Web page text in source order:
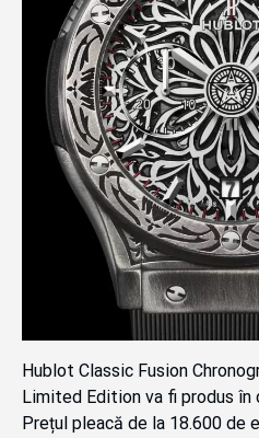
Hublot Classic Fusion
Limited Edition va fi produs în
Prețul pleacă de la 18.600 de